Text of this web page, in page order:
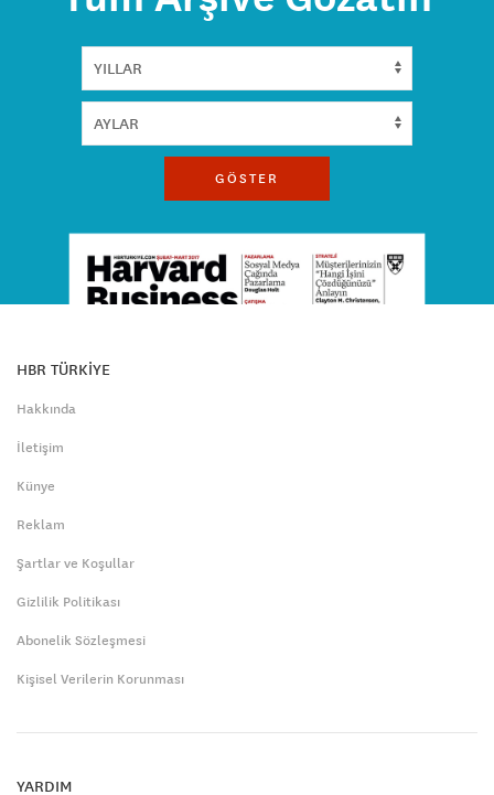
GÖSTER
HBR TÜRKİYE
Hakkında
İletişim
Künye
Reklam
Şartlar ve Koşullar
Gizlilik Politikası
Abonelik Sözleşmesi
Kişisel Verilerin Korunması
YARDIM